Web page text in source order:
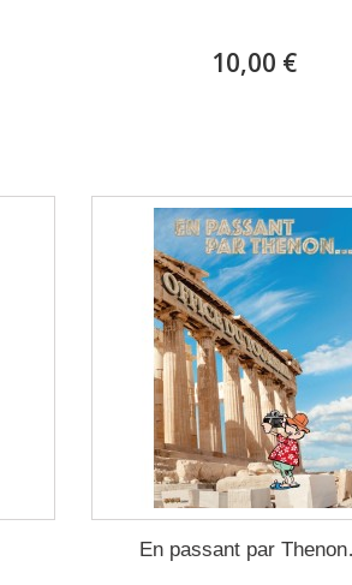
10,00 €
En passant par